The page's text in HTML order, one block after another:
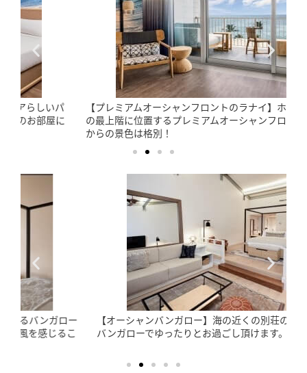
【プレミアムオーシャンフロントのラナイ】ホテルメイン棟
の最上階に位置するプレミアムオーシャンフロントのお部屋
からの景色は格別！
【オーシャンバンガロー】海の近くの別荘のような雰囲気の
バンガローでゆったりとお過ごし頂けます。